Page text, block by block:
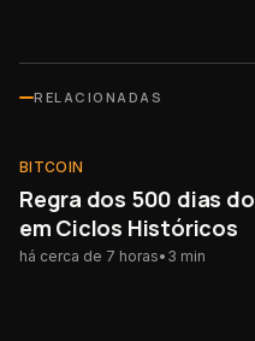
RELACIONADAS
BITCOIN
BITCOIN
Regra dos 500 dias
em Ciclos Históricos
há cerca de 7 horas• 3 min